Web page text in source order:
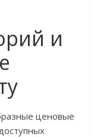
и
ценовые